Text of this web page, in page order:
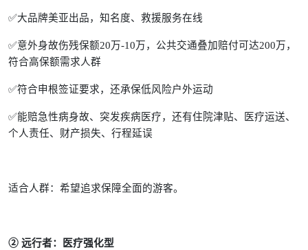
✅大品牌美亚出品，知名度、救援服务在线
✅意外身故伤残保额20万-10万，公共交通叠加赔付可达200万，
符合高保额需求人群
✅符合申根签证要求，还承保低风险户外运动
✅能赔急性病身故、突发疾病医疗，还有住院津贴、医疗运送、
个人责任、财产损失、行程延误
适合人群：希望追求保障全面的游客。
② 远行者：医疗强化型